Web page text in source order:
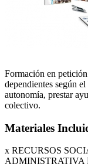
Formación en
dependientes según
autonomía, prestar
colectivo.
Materiales
x RECURSOS
ADMINISTRATIVA